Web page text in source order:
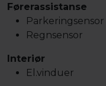
Førerassistanse
Regnsensor
Interiør
El.vinduer